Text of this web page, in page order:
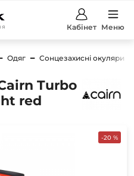
Кабінет Меню
Одяг Сонцезахисні окуляри
Turbo
red
-20 %